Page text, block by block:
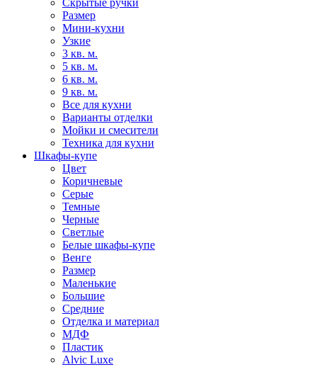
Скрытые ручки
Размер
Мини-кухни
Узкие
3 кв. м.
5 кв. м.
6 кв. м.
9 кв. м.
Все для кухни
Варианты отделки
Мойки и смесители
Техника для кухни
Шкафы-купе
Цвет
Коричневые
Серые
Темные
Черные
Светлые
Белые шкафы-купе
Венге
Размер
Маленькие
Большие
Средние
Отделка и материал
МДФ
Пластик
Alvic Luxe